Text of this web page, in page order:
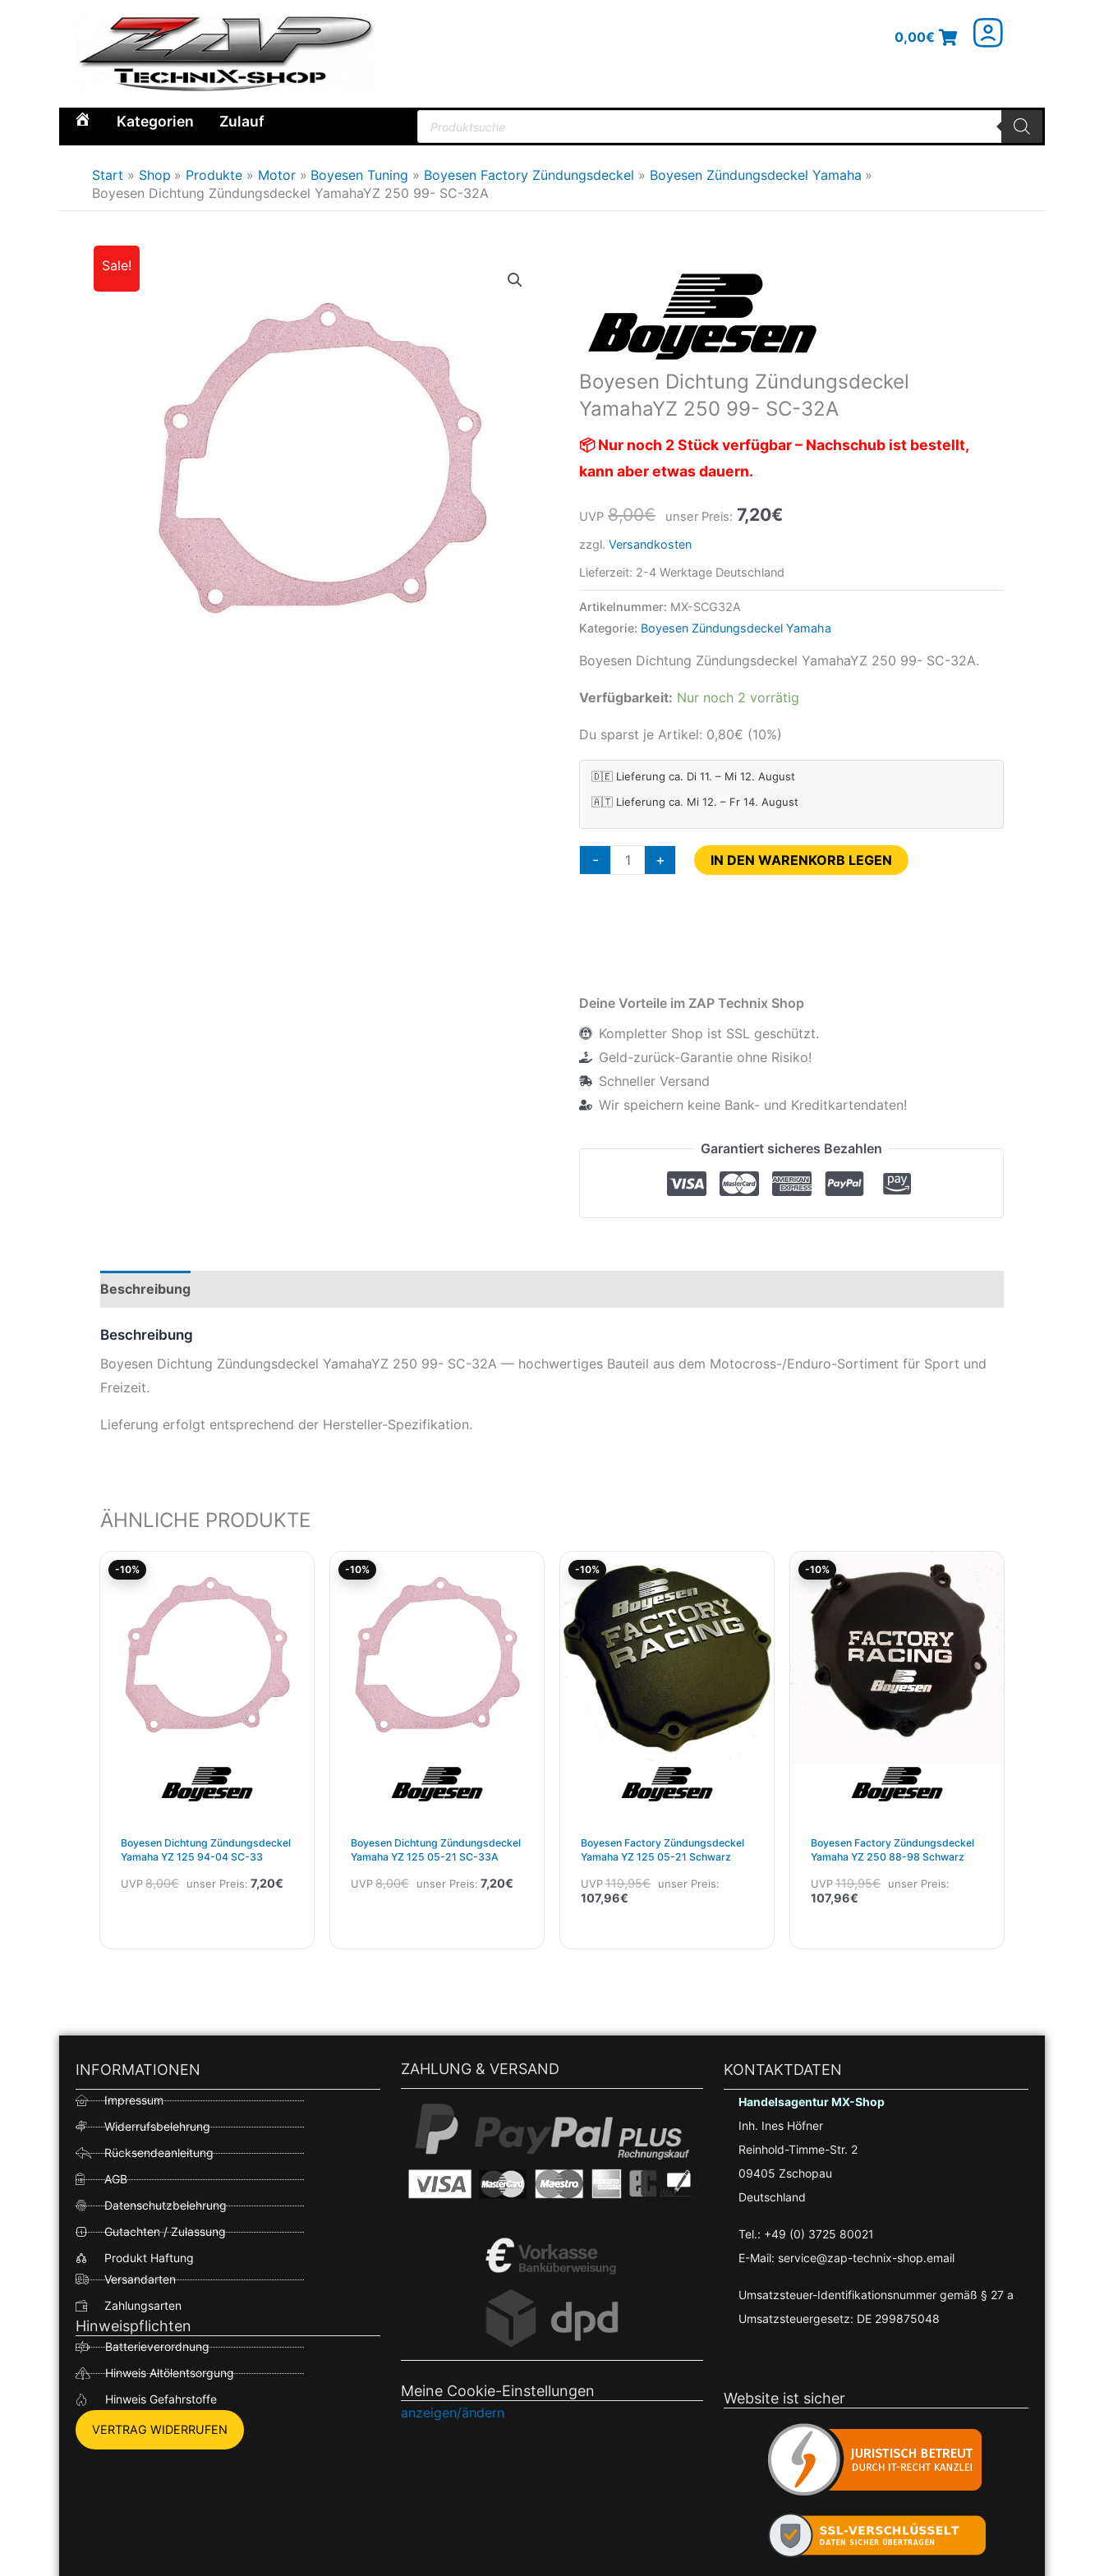
0,00€
Home Kategorien Zulauf
Products
search
Start Shop Produkte Motor Boyesen Tuning Boyesen Factory Zündungsdeckel
Boyesen Zündungsdeckel Yamaha
Boyesen Dichtung Zündungsdeckel YamahaYZ 250 99- SC-32A
Sale!
Boyesen Dichtung Zündungsdeckel
YamahaYZ 250 99- SC-32A
📦 Nur noch 2 Stück verfügbar – Nachschub ist bestellt,
kann aber etwas dauern.
UVP 8,00€
Preis
war:
8,00€
unser Preis: 7,20€
ist:
7,20€.
zzgl. Versandkosten
Lieferzeit: 2-4 Werktage Deutschland
Artikelnummer: MX-SCG32A
Kategorie: Boyesen Zündungsdeckel Yamaha
Boyesen Dichtung Zündungsdeckel YamahaYZ 250 99- SC-32A.
Verfügbarkeit: Nur noch 2 vorrätig
Du sparst je Artikel: 0,80€ (10%)
🇩🇪 Lieferung ca. Di 11. – Mi 12. August
🇦🇹 Lieferung ca. Mi 12. – Fr 14. August
-
Zündungsdeckel
YamahaYZ
99-
SC-
Menge
+ IN DEN WARENKORB LEGEN
Deine Vorteile im ZAP Technix Shop
Kompletter Shop ist SSL geschützt.
Geld-zurück-Garantie ohne Risiko!
Schneller Versand
Wir speichern keine Bank- und Kreditkartendaten!
Garantiert sicheres Bezahlen
Beschreibung
Beschreibung
Boyesen Dichtung Zündungsdeckel YamahaYZ 250 99- SC-32A — hochwertiges Bauteil aus dem Motocross-/Enduro-Sortiment für Sport und
Freizeit.
Lieferung erfolgt entsprechend der Hersteller-Spezifikation.
ÄHNLICHE PRODUKTE
-10%
Boyesen Dichtung Zündungsdeckel
Yamaha YZ 125 94-04 SC-33
UVP8,00€
war:
8,00€
unser Preis: 7,20€
-10%
Boyesen Dichtung Zündungsdeckel
Yamaha YZ 125 05-21 SC-33A
UVP8,00€
war:
8,00€
unser Preis: 7,20€
-10%
Boyesen Factory Zündungsdeckel
Yamaha YZ 125 05-21 Schwarz
UVP119,95€
Preis
war:
119,95€
unser Preis:
107,96€
Preis
ist:
107,96€.
-10%
Boyesen Factory Zündungsdeckel
Yamaha YZ 250 88-98 Schwarz
UVP119,95€
Preis
war:
unser Preis:
107,96€
Preis
ist:
107,96€.
INFORMATIONEN
Impressum
Widerrufsbelehrung
Rücksendeanleitung
AGB
Datenschutzbelehrung
Gutachten / Zulassung
Produkt Haftung
Versandarten
Zahlungsarten
Hinweispflichten
Batterieverordnung
Hinweis Altölentsorgung
Hinweis Gefahrstoffe
VERTRAG WIDERRUFEN
ZAHLUNG & VERSAND
Meine Cookie-Einstellungen
anzeigen/ändern
KONTAKTDATEN
Handelsagentur MX-Shop
Inh. Ines Höfner
Reinhold-Timme-Str. 2
09405 Zschopau
Deutschland
Tel.: +49 (0) 3725 80021
E-Mail: service@zap-technix-shop.email
Umsatzsteuer-Identifikationsnummer gemäß § 27 a
Umsatzsteuergesetz: DE 299875048
Website ist sicher